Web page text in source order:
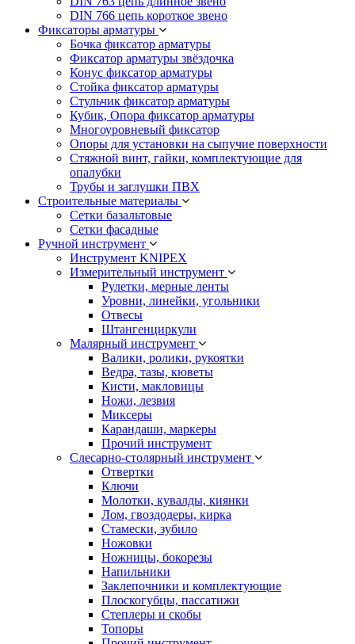
DIN 766 цепь короткое звено
Фиксаторы арматуры
Бочка фиксатор арматуры
Фиксатор арматуры звёздочка
Конус фиксатор арматуры
Стойка фиксатор арматуры
Стульчик фиксатор арматуры
Кубик, Опора фиксатор арматуры
Многоуровневый фиксатор
Опоры для установки на сыпучие поверхности
Стяжной винт, гайки, комплектующие для
опалубки
Трубы и заглушки ПВХ
Строительные материалы
Сетки базальтовые
Сетки фасадные
Ручной инструмент
Инструмент KNIPEX
Измерительный инструмент
Рулетки, мерные ленты
Уровни, линейки, угольники
Отвесы
Штангенциркули
Малярный инструмент
Валики, ролики, рукоятки
Ведра, тазы, кюветы
Кисти, макловицы
Ножи, лезвия
Миксеры
Карандаши, маркеры
Прочий инструмент
Слесарно-столярный инструмент
Отвертки
Ключи
Молотки, кувалды, киянки
Лом, гвоздодеры, кирка
Стамески, зубило
Ножовки
Ножницы, бокорезы
Напильники
Заклепочники и комплектующие
Плоскогубцы, пассатижи
Степлеры и скобы
Топоры